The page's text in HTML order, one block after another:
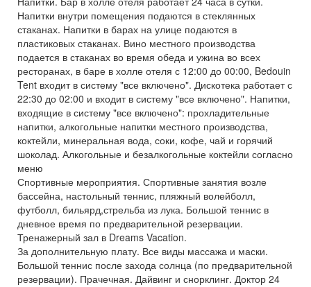
Напитки внутри помещения подаются в стеклянных
стаканах. Напитки в барах на улице подаются в
пластиковых стаканах. Вино местного производства
подается в стаканах во время обеда и ужина во всех
ресторанах, в баре в холле отеля с 12:00 до 00:00, Bedouin
Tent входит в систему "все включено". Дискотека работает с
22:30 до 02:00 и входит в систему "все включено". Напитки,
входящие в систему "все включено": прохладительные
напитки, алкогольные напитки местного производства,
коктейли, минеральная вода, соки, кофе, чай и горячий
шоколад. Алкогольные и безалкогольные коктейли согласно
меню
Спортивные мероприятия. Спортивные занятия возле
бассейна, настольный теннис, пляжный волейболл,
футболл, бильярд,стрельба из лука. Большой теннис в
дневное время по предварительной резервации.
Тренажерный зал в Dreams Vacation.
За дополнительную плату. Все виды массажа и маски.
Большой теннис после захода солнца (по предварительной
резервации). Прачечная. Дайвинг и снорклинг. Доктор 24